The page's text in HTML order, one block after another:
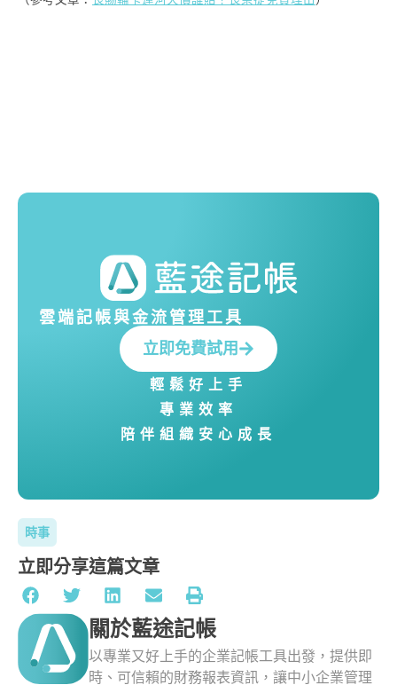
雲端記帳與金流管理工具
立即免費試用
輕鬆好上手
專業效率
陪伴組織安心成長
時事
立即分享這篇文章
關於藍途記帳
以專業又好上手的企業記帳工具出發，提供即
時、可信賴的財務報表資訊，讓中小企業管理